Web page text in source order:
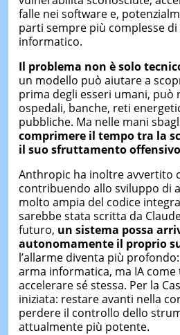
falle nei software e,
parti sempre più complesse
informatico.
Il problema non è solo
un modello può aiutare a
prima degli esseri umani, può
ospedali, banche, reti
pubbliche. Ma nelle mani
comprimere il tempo tra la
il suo sfruttamento offensivo
Anthropic ha inoltre avvertito
contribuendo allo sviluppo di
molto ampia del codice
sarebbe stata scritta da
futuro, un sistema possa
autonomamente il proprio
l’allarme diventa più
arma informatica, ma IA
accelerare sé stessa. Per la
iniziata: restare avanti nella
perdere il controllo dello
attualmente più potente.